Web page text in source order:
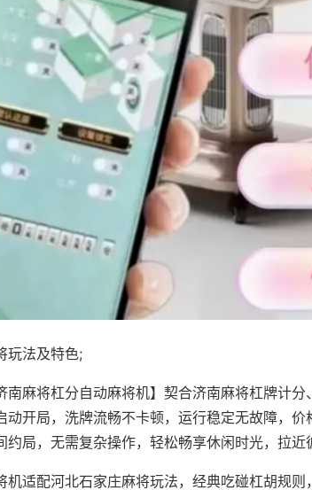
玩法及特色;
南麻将杠分自动麻将机】契合济南麻将杠牌计
动开局，洗牌流畅不卡顿，运行稳定无故障，
约局，无需复杂操作，轻松畅享休闲时光，拉近
机适配河北石家庄麻将玩法，经典吃碰杠胡规